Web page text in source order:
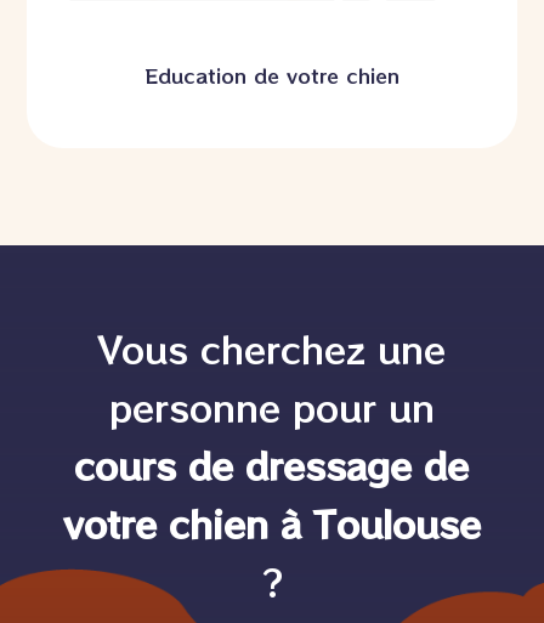
Education de votre chien
Vous cherchez une
personne pour un
cours de dressage de
votre chien à Toulouse
?